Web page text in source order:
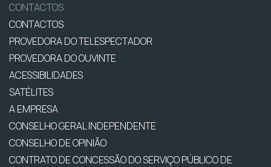
CONTACTOS
CONTACTOS
PROVEDORA DO TELESPECTADOR
PROVEDORA DO OUVINTE
ACESSIBILIDADES
SATÉLITES
A EMPRESA
CONSELHO GERAL INDEPENDENTE
CONSELHO DE OPINIÃO
CONTRATO DE CONCESSÃO DO SERVIÇO PÚBLICO DE